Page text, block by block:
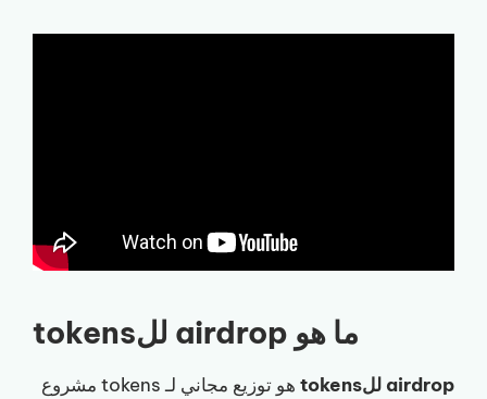
ما هو airdrop للtokens
airdrop للtokens
هو توزيع مجاني لـ tokens مشروع